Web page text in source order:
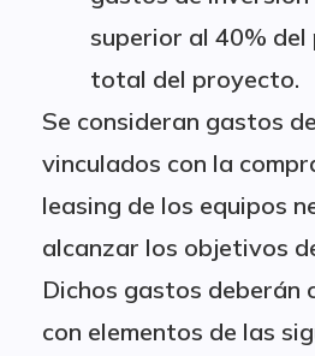
superior al 40% del
total del proyecto.
Se consideran gastos
vinculados con la
leasing de los equipos
alcanzar los objetivos
Dichos gastos deberán
con elementos de las